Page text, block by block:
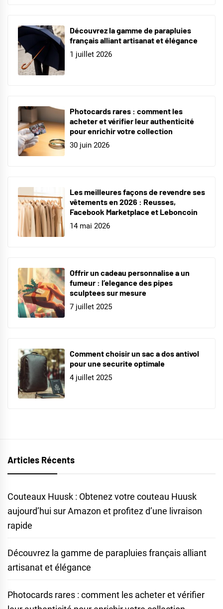
Découvrez la gamme de parapluies
français alliant artisanat et élégance
1 juillet 2026
Photocards rares : comment les
acheter et vérifier leur authenticité
pour enrichir votre collection
30 juin 2026
Les meilleures façons de revendre ses
vêtements en 2026 : Reusses,
Facebook Marketplace et Leboncoin
14 mai 2026
Offrir un cadeau personnalise a un
fumeur : l’elegance des pipes
sculptees sur mesure
7 juillet 2025
Comment choisir un sac a dos antivol
pour une securite optimale
4 juillet 2025
Articles Récents
Couteaux Huusk : Obtenez votre couteau Huusk
aujourd’hui sur Amazon et profitez d’une livraison
rapide
Découvrez la gamme de parapluies français alliant
artisanat et élégance
Photocards rares : comment les acheter et vérifier